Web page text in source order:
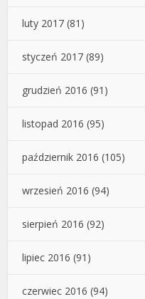
luty 2017 (81)
styczeń 2017 (89)
grudzień 2016 (91)
listopad 2016 (95)
październik 2016 (105)
wrzesień 2016 (94)
sierpień 2016 (92)
lipiec 2016 (91)
czerwiec 2016 (94)